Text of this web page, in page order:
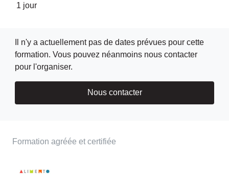
1 jour
Il n'y a actuellement pas de dates prévues pour cette
formation. Vous pouvez néanmoins nous contacter
pour l'organiser.
Nous contacter
Formation agréée et certifiée